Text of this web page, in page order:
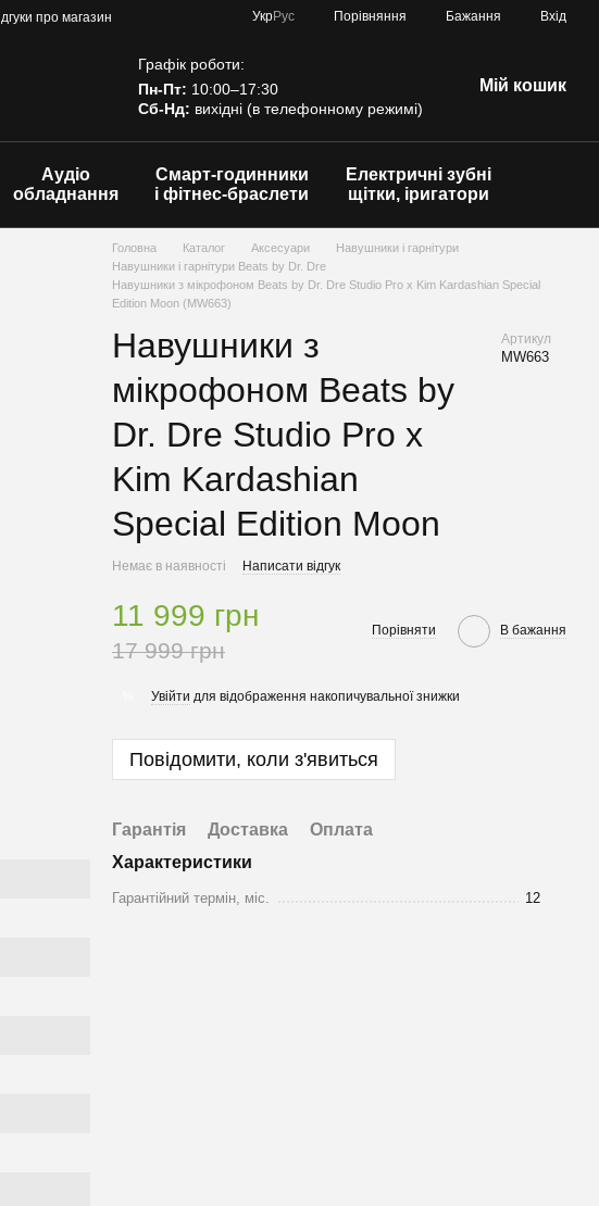
про магазин УкрРус Порівняння Бажання Вхід
Графік роботи:
Пн-Пт: 10:00–17:30
Сб-Нд: вихідні (в телефонному режимі)
Мій кошик
Аудіо
обладнання
Смарт-годинники
і фітнес-браслети
Електричні зубні
щітки, іригатори
Головна Каталог Аксесуари
Навушники і гарнітури
Навушники і гарнітури Beats by Dr. Dre
Навушники з мікрофоном Beats by Dr. Dre Studio Pro х Kim Kardashian Special
Edition Moon (MW663)
Навушники з
мікрофоном Beats by
Dr. Dre Studio Pro х
Kim Kardashian
Special Edition Moon
Артикул
MW663
Немає в наявності Написати відгук
11 999 грн
17 999 грн
Порівняти В бажання
Увійти для відображення накопичувальної знижки
Повідомити, коли з'явиться
Гарантія Доставка
Оплата
Характеристики
Гарантійний термін, міс. 12